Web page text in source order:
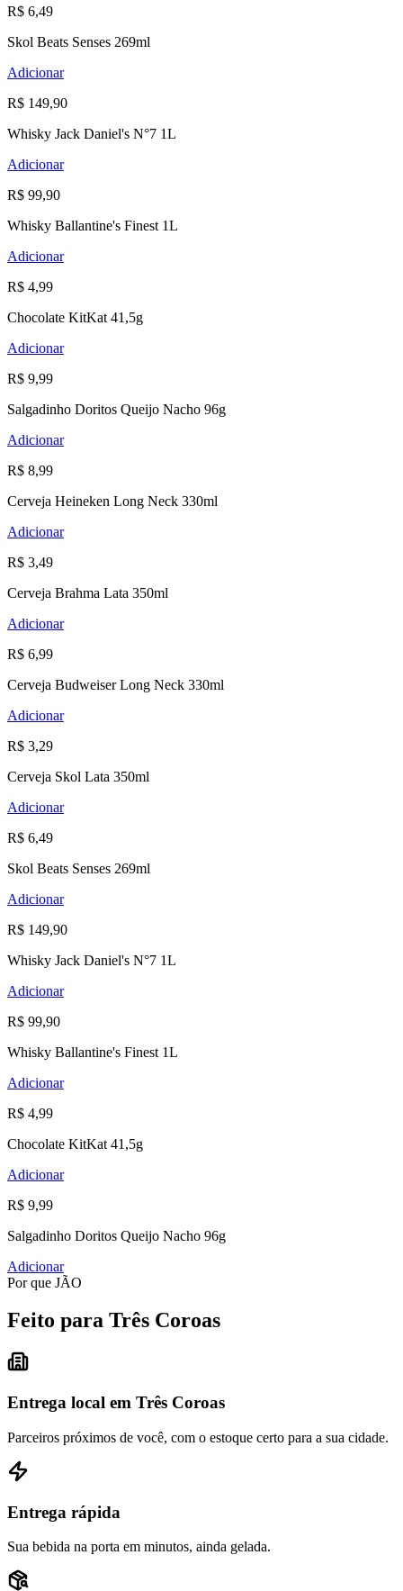
R$ 6,49
Skol Beats Senses 269ml
Adicionar
R$ 149,90
Whisky Jack Daniel's N°7 1L
Adicionar
R$ 99,90
Whisky Ballantine's Finest 1L
Adicionar
R$ 4,99
Chocolate KitKat 41,5g
Adicionar
R$ 9,99
Salgadinho Doritos Queijo Nacho 96g
Adicionar
R$ 8,99
Cerveja Heineken Long Neck 330ml
Adicionar
R$ 3,49
Cerveja Brahma Lata 350ml
Adicionar
R$ 6,99
Cerveja Budweiser Long Neck 330ml
Adicionar
R$ 3,29
Cerveja Skol Lata 350ml
Adicionar
R$ 6,49
Skol Beats Senses 269ml
Adicionar
R$ 149,90
Whisky Jack Daniel's N°7 1L
Adicionar
R$ 99,90
Whisky Ballantine's Finest 1L
Adicionar
R$ 4,99
Chocolate KitKat 41,5g
Adicionar
R$ 9,99
Salgadinho Doritos Queijo Nacho 96g
Adicionar
Por que JÃO
Feito para Três Coroas
Entrega local em Três Coroas
Parceiros próximos de você, com o estoque certo para a sua cidade.
Entrega rápida
Sua bebida na porta em minutos, ainda gelada.